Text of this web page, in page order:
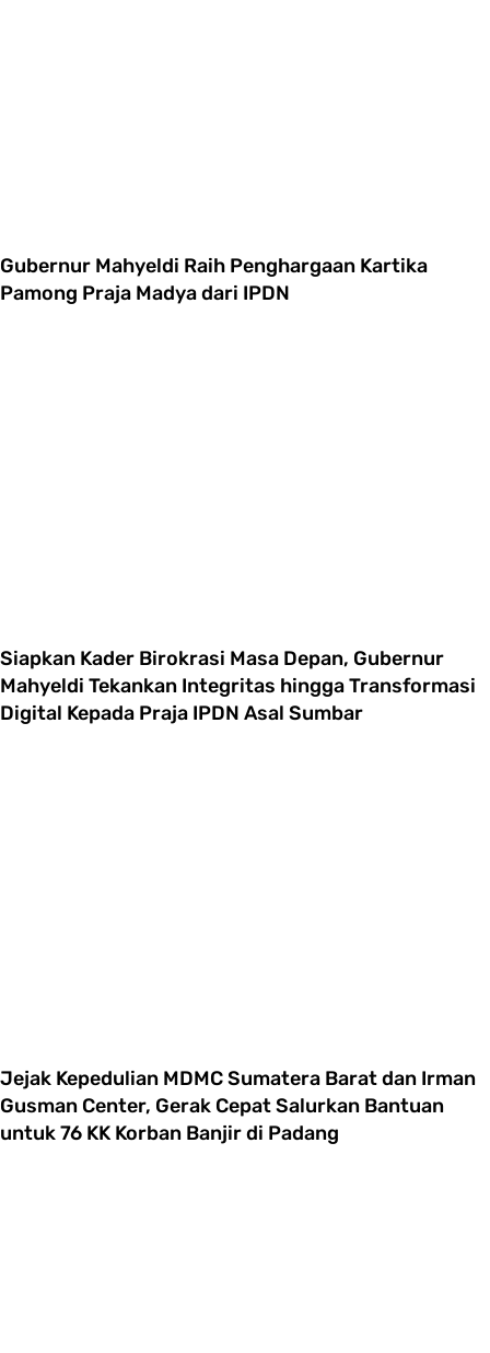
Gubernur Mahyeldi Raih Penghargaan Kartika
Pamong Praja Madya dari IPDN
Siapkan Kader Birokrasi Masa Depan, Gubernur
Mahyeldi Tekankan Integritas hingga Transformasi
Digital Kepada Praja IPDN Asal Sumbar
Jejak Kepedulian MDMC Sumatera Barat dan Irman
Gusman Center, Gerak Cepat Salurkan Bantuan
untuk 76 KK Korban Banjir di Padang